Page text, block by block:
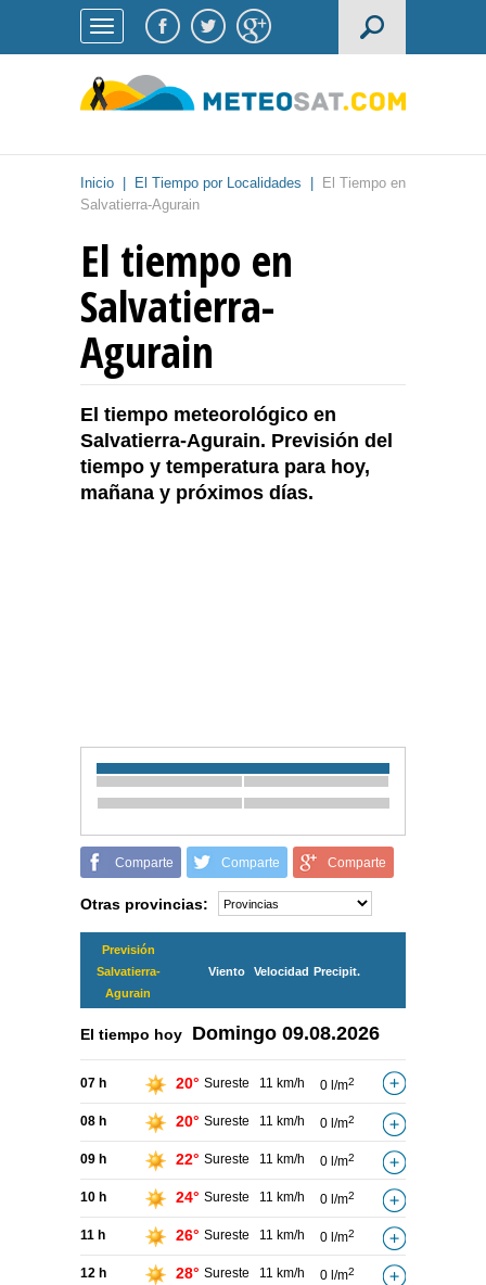
Inicio El Tiempo por Localidades
El Tiempo en
Salvatierra-Agurain
El tiempo en
Salvatierra-
Agurain
El tiempo meteorológico en
Salvatierra-Agurain. Previsión del
tiempo y temperatura para hoy,
mañana y próximos días.
Comparte Comparte Comparte
Otras provincias:
Previsión
Salvatierra-
Agurain
Viento Velocidad Precipit.
El tiempo hoy Domingo 09.08.2026
07 h 20° Sureste 11 km/h 0 l/m2
08 h 20° Sureste 11 km/h 0 l/m2
09 h 22° Sureste 11 km/h 0 l/m2
10 h 24° Sureste 11 km/h 0 l/m2
11 h 26° Sureste 11 km/h 0 l/m2
12 h 28° Sureste 11 km/h 0 l/m2